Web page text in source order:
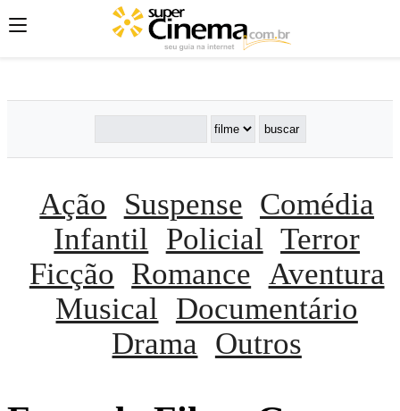
';';
Ação Suspense Comédia
Infantil
Policial Terror
Ficção Romance Aventura
Musical
Documentário
Drama
Outros